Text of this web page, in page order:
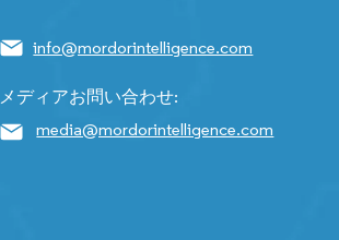
info@mordorintelligence.com
メディアお問い合わせ:
media@mordorintelligence.com